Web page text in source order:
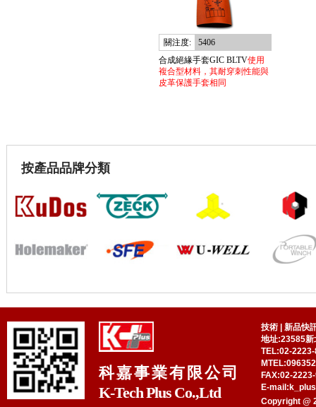
關注度:
5406
合成絕緣手套GIC BLTV使用
複合型材料，其耐穿刺性能與
皮革保護手套相同
按產品品牌分類
科嘉事業有限公司
K-Tech Plus Co.,Ltd
技術
新品快
地址:23585新
TEL:02-
FAX:02-
E-
Copyright @